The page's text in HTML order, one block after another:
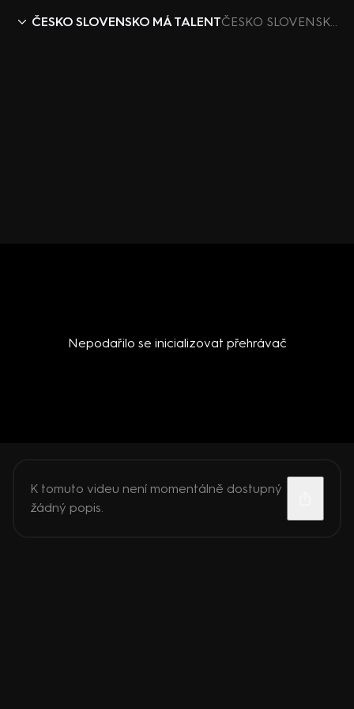
ČESKO SLOVENSKO MÁ TALENT ČESKO SLOVENSKO MÁ TALENT IX (3) - upoutávka
Nepodařilo se inicializovat přehrávač
K tomuto videu není momentálně dostupný
žádný popis.